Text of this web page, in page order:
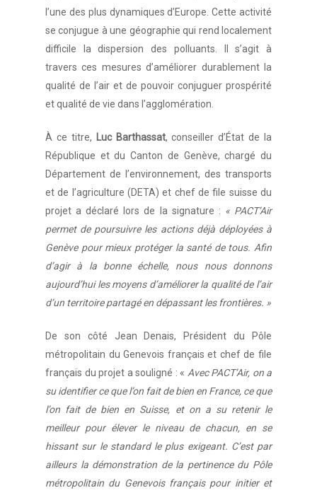
l’une des plus dynamiques d’Europe. Cette activité
se conjugue à une géographie qui rend localement
difficile la dispersion des polluants. Il s’agit à
travers ces mesures d’améliorer durablement la
qualité de l’air et de pouvoir conjuguer prospérité
et qualité de vie dans l’agglomération.
À ce titre, Luc Barthassat, conseiller d’État de la
République et du Canton de Genève, chargé du
Département de l’environnement, des transports
et de l’agriculture (DETA) et chef de file suisse du
projet a déclaré lors de la signature : « PACT’Air
permet de poursuivre les actions déjà déployées à
Genève pour mieux protéger la santé de tous. Afin
d’agir à la bonne échelle, nous nous donnons
aujourd’hui les moyens d’améliorer la qualité de l’air
d’un territoire partagé en dépassant les frontières. »
De son côté Jean Denais, Président du Pôle
métropolitain du Genevois français et chef de file
français du projet a souligné : « Avec PACT’Air, on a
su identifier ce que l’on fait de bien en France, ce que
l’on fait de bien en Suisse, et on a su retenir le
meilleur pour élever le niveau de chacun, en se
hissant sur le standard le plus exigeant. C’est par
ailleurs la démonstration de la pertinence du Pôle
métropolitain du Genevois français pour initier et
Accueil